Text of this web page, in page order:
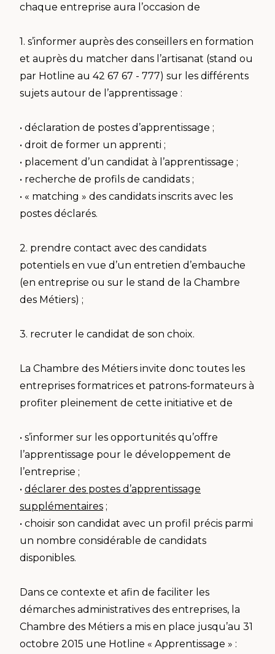
chaque entreprise aura l’occasion de
1. s’informer auprès des conseillers en formation
et auprès du matcher dans l’artisanat (stand ou
par Hotline au 42 67 67 - 777) sur les différents
sujets autour de l’apprentissage :
• déclaration de postes d’apprentissage ;
• droit de former un apprenti ;
• placement d’un candidat à l’apprentissage ;
• recherche de profils de candidats ;
• « matching » des candidats inscrits avec les
postes déclarés.
2. prendre contact avec des candidats
potentiels en vue d’un entretien d’embauche
(en entreprise ou sur le stand de la Chambre
des Métiers) ;
3. recruter le candidat de son choix.
La Chambre des Métiers invite donc toutes les
entreprises formatrices et patrons-formateurs à
profiter pleinement de cette initiative et de
• s’informer sur les opportunités qu’offre
l’apprentissage pour le développement de
l’entreprise ;
• déclarer des postes d’apprentissage
supplémentaires ;
• choisir son candidat avec un profil précis parmi
un nombre considérable de candidats
disponibles.
Dans ce contexte et afin de faciliter les
démarches administratives des entreprises, la
Chambre des Métiers a mis en place jusqu’au 31
octobre 2015 une Hotline « Apprentissage » :